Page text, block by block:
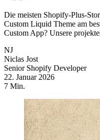
Die meisten Shopify-Plus-
Custom Liquid Theme am
Custom App? Unsere
NJ
Niclas Jost
Senior Shopify Developer
22. Januar 2026
7 Min.